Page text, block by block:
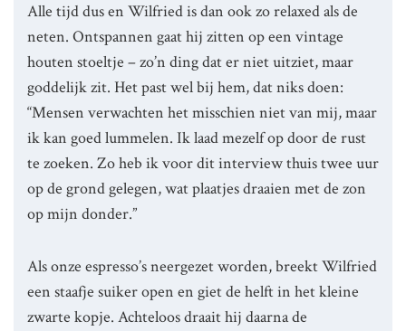
Alle tijd dus en Wilfried is dan ook zo relaxed als de
neten. Ontspannen gaat hij zitten op een vintage
houten stoeltje – zo’n ding dat er niet uitziet, maar
goddelijk zit. Het past wel bij hem, dat niks doen:
“Mensen verwachten het misschien niet van mij, maar
ik kan goed lummelen. Ik laad mezelf op door de rust
te zoeken. Zo heb ik voor dit interview thuis twee uur
op de grond gelegen, wat plaatjes draaien met de zon
op mijn donder.”
Als onze espresso’s neergezet worden, breekt Wilfried
een staafje suiker open en giet de helft in het kleine
zwarte kopje. Achteloos draait hij daarna de